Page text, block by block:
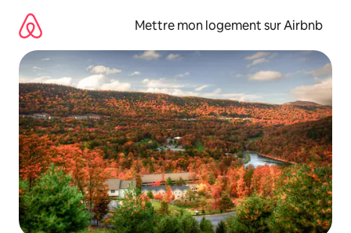
directement
contenu
Mettre mon logement sur Airbnb